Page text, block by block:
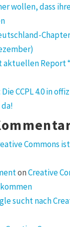
wollen, dass
aktuellen Report
CCPL 4.0 in
Commons
onCreative
sucht nach